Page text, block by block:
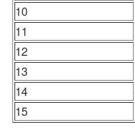
10
11
12
13
14
15